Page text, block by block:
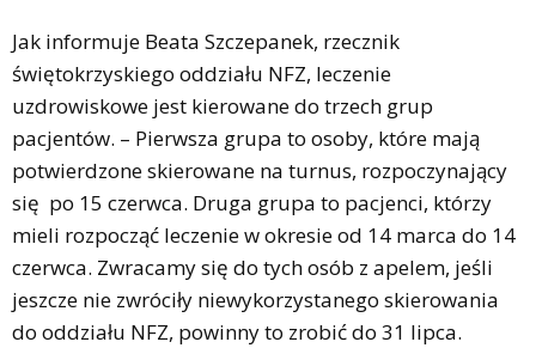
Jak informuje Beata Szczepanek, rzecznik
świętokrzyskiego oddziału NFZ, leczenie
uzdrowiskowe jest kierowane do trzech grup
pacjentów. – Pierwsza grupa to osoby, które mają
potwierdzone skierowane na turnus, rozpoczynający
się po 15 czerwca. Druga grupa to pacjenci, którzy
mieli rozpocząć leczenie w okresie od 14 marca do 14
czerwca. Zwracamy się do tych osób z apelem, jeśli
jeszcze nie zwróciły niewykorzystanego skierowania
do oddziału NFZ, powinny to zrobić do 31 lipca.